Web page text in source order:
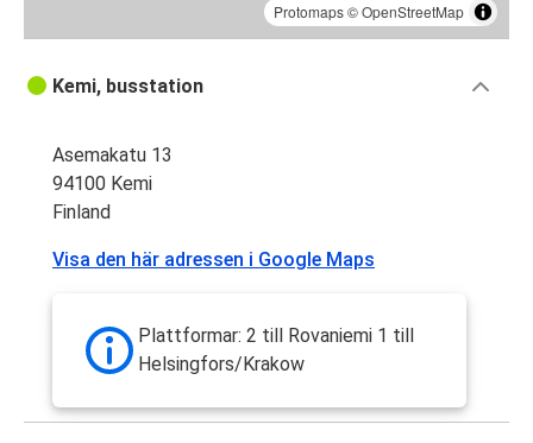
Protomaps©OpenStreetMap
Kemi, busstation
Asemakatu 13
94100 Kemi
Finland
Visa den här adressen i Google Maps
Plattformar: 2 till Rovaniemi 1 till
Helsingfors/Krakow